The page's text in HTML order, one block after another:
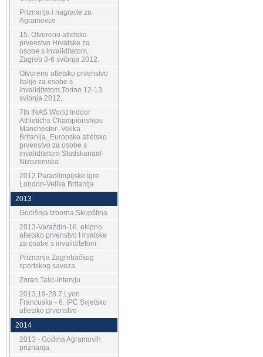
Priznanja i nagrade za
Agramovce
15. Otvoreno atletsko
prvenstvo Hrvatske za
osobe s invaliditetom,
Zagreb 3-6 svibnja 2012.
Otvoreno atletsko prvenstvo
Italije za osobe s
invaliditetom,Torino 12-13
svibnja 2012.
7th INAS World Indoor
Athletichs Championships
Manchester–Velika
Britanija_Europsko atletsko
prvenstvo za osobe s
invaliditetom Stadskanaal-
Nizozemska
2012 Paraolimpijske Igre
London-Velika Britanija
2013
Godišnja Izborna Skupština
2013-Varaždin-16. ekipno
atletsko prvenstvo Hrvatske
za osobe s invaliditetom
Priznanja Zagrebačkog
sportskog saveza
Zoran Talic-Intervju
2013,19-28.7,Lyon
Francuska - 6. IPC Svjetsko
atletsko prvenstvo
2014
2013 - Godina Agramovih
priznanja